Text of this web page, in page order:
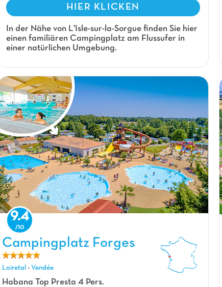
HIER KLICKEN
In der Nähe von L'Isle-sur-la-Sorgue finden Sie hier
einen familiären Campingplatz am Flussufer in
einer natürlichen Umgebung.
Campingplatz Forges, Campingplatz Loiretal
9.4
Campingplatz Forges
Loiretal - Vendée
Habana Top Presta 4 Pers.